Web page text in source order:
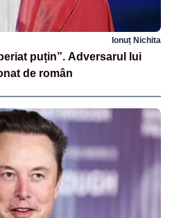
Ionuț Nichita
puțin”. Adversarul lui
de român